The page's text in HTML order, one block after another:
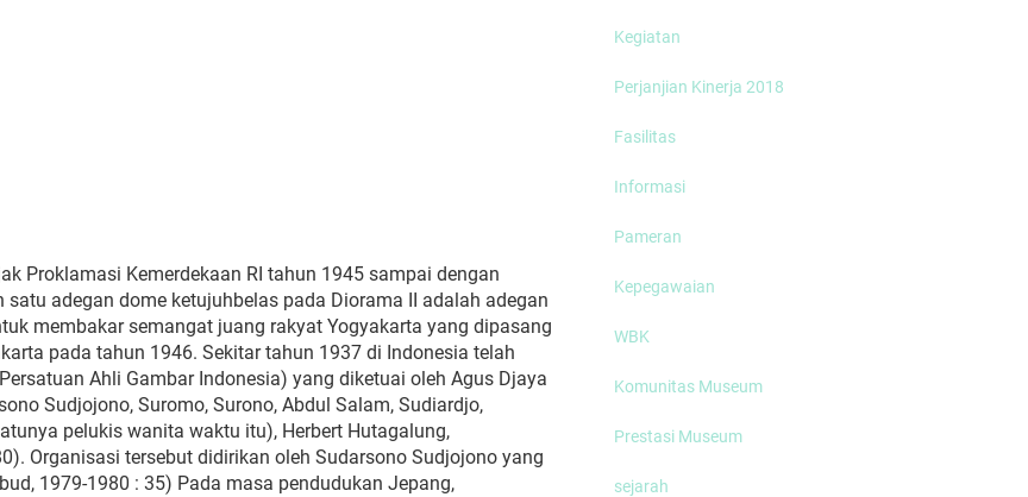
Proklamasi Kemerdekaan RI tahun 1945 sampai dengan
adegan dome ketujuhbelas pada Diorama II adalah adegan
membakar semangat juang rakyat Yogyakarta yang dipasang
pada tahun 1946. Sekitar tahun 1937 di Indonesia telah
Ahli Gambar Indonesia) yang diketuai oleh Agus Djaya
Sudjojono, Suromo, Surono, Abdul Salam, Sudiardjo,
pelukis wanita waktu itu), Herbert Hutagalung,
Organisasi tersebut didirikan oleh Sudarsono Sudjojono yang
1979-1980 : 35) Pada masa pendudukan Jepang,
Kegiatan
Perjanjian Kinerja 2018
Fasilitas
Informasi
Pameran
Kepegawaian
WBK
Komunitas Museum
Prestasi Museum
sejarah